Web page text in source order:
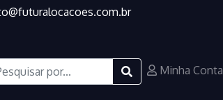
Minha Conta
MICROFONE